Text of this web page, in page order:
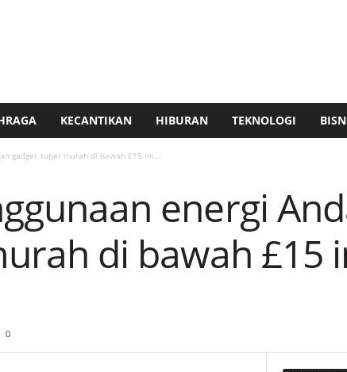
KECANTIKAN HIBURAN TEKNOLOGI
gadget super murah di bawah £15 ini...
energi
di bawah £15
0